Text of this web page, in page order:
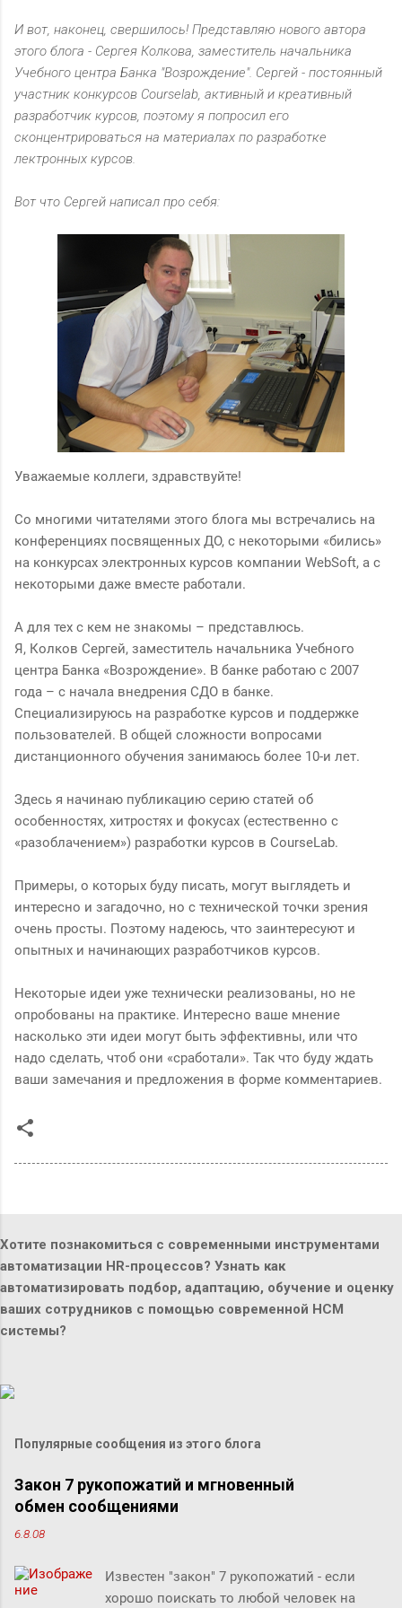
И вот, наконец, свершилось! Представляю нового автора
этого блога - Сергея Колкова, заместитель начальника
Учебного центра Банка "Возрождение". Сергей - постоянный
участник конкурсов Courselab, активный и креативный
разработчик курсов, поэтому я попросил его
сконцентрироваться на материалах по разработке
лектронных курсов.
Вот что Сергей написал про себя:
Уважаемые коллеги, здравствуйте!
Со многими читателями этого блога мы встречались на
конференциях посвященных ДО, с некоторыми «бились»
на конкурсах электронных курсов компании WebSoft, а с
некоторыми даже вместе работали.
А для тех с кем не знакомы – представлюсь.
Я, Колков Сергей, заместитель начальника Учебного
центра Банка «Возрождение». В банке работаю с 2007
года – с начала внедрения СДО в банке.
Специализируюсь на разработке курсов и поддержке
пользователей. В общей сложности вопросами
дистанционного обучения занимаюсь более 10-и лет.
Здесь я начинаю публикацию серию статей об
особенностях, хитростях и фокусах (естественно с
«разоблачением») разработки курсов в CourseLab.
Примеры, о которых буду писать, могут выглядеть и
интересно и загадочно, но с технической точки зрения
очень просты. Поэтому надеюсь, что заинтересуют и
опытных и начинающих разработчиков курсов.
Некоторые идеи уже технически реализованы, но не
опробованы на практике. Интересно ваше мнение
насколько эти идеи могут быть эффективны, или что
надо сделать, чтоб они «сработали». Так что буду ждать
ваши замечания и предложения в форме комментариев.
Хотите познакомиться с современными инструментами
автоматизации HR-процессов? Узнать как
автоматизировать подбор, адаптацию, обучение и оценку
ваших сотрудников с помощью современной HCM
системы?
Популярные сообщения из этого блога
Закон 7 рукопожатий и мгновенный
обмен сообщениями
6.8.08
Известен "закон" 7 рукопожатий - если
хорошо поискать то любой человек на